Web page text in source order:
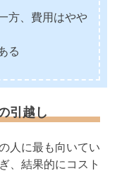
方、費用はやや
る
引越し
人に最も向いてい
、結果的にコスト